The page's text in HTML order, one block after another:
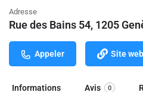
Adresse
Rue des Bains 54, 1205
Appeler Site web
Informations Avis 0